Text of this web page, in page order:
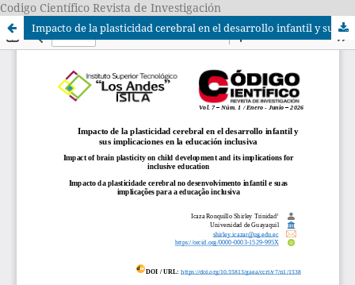
Codigo Científico Revista de Investigación
Impacto de la plasticidad cerebral en el desarrollo infantil y sus implicaciones en la educación inclusiva